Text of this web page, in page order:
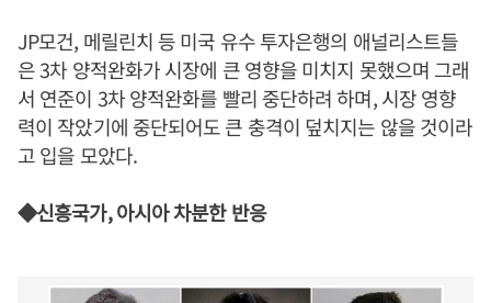
JP모건, 메릴린치 등 미국 유수 투자은행의 애널리스트들
은 3차 양적완화가 시장에 큰 영향을 미치지 못했으며 그래
서 연준이 3차 양적완화를 빨리 중단하려 하며, 시장 영향
력이 작았기에 중단되어도 큰 충격이 덮치지는 않을 것이라
고 입을 모았다.
◆신흥국가, 아시아 차분한 반응